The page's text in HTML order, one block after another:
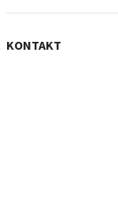
KONTAKT